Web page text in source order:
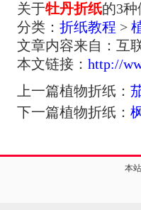
关于牡丹折纸的3种
分类： 折纸教程 >
文章内容来自：互
本文链接： http://
上一篇植物折纸：
下一篇植物折纸：
本